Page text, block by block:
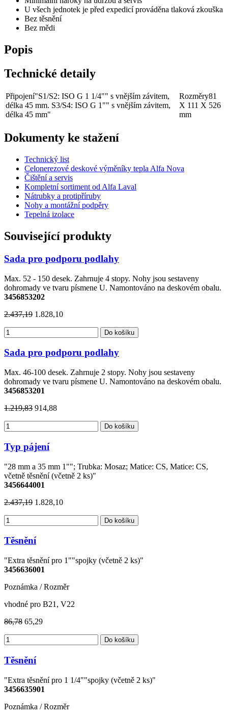
U všech jednotek je před expedicí prováděna tlaková zkouška
Bez těsnění
Bez mědi
Popis
Technické detaily
Připojení"S1/S2: ISO G 1 1/4"" s vnějším závitem,
délka 45 mm. S3/S4: ISO G 1"" s vnějším závitem,
délka 45 mm"
Rozměry81
X 111 X 526
mm
Dokumenty ke stažení
Technický list
Celonerezové deskové výměníky tepla Alfa Nova
Čištění a servis
Kompletní sortiment od Alfa Laval
Nátrubky a protipříruby
Nohy a montážní podpěry
Tepelná izolace
Související produkty
Sada pro podporu podlahy
Max. 52 - 150 desek. Zahrnuje 4 stopy. Nohy jsou sestaveny
dohromady ve tvaru písmene U. Namontováno na deskovém obalu.
3456853202
2.437,19 1.828,10
Do košíku
Sada pro podporu podlahy
Max. 46-100 desek. Zahrnuje 2 stopy. Nohy jsou sestaveny
dohromady ve tvaru písmene U. Namontováno na deskovém obalu.
3456853201
1.219,83 914,88
Do košíku
Typ pájení
"28 mm a 35 mm 1""; Trubka: Mosaz; Matice: CS, Matice: CS,
včetně těsnění (včetně 2 ks)"
3456644001
2.437,19 1.828,10
Do košíku
Těsnění
"Extra těsnění pro 1""spojky (včetně 2 ks)"
3456636001
Poznámka / Rozměr
vhodné pro B21, V22
86,78 65,29
Do košíku
Těsnění
"Extra těsnění pro 1 1/4""spojky (včetně 2 ks)"
3456635901
Poznámka / Rozměr